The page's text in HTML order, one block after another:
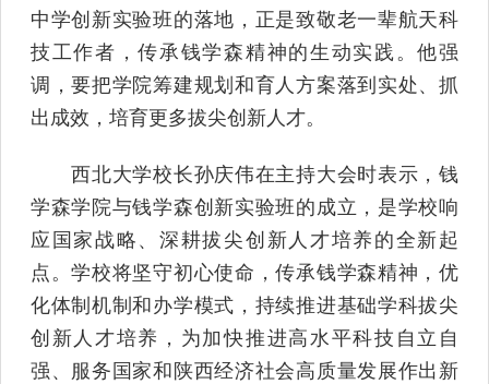
中学创新实验班的落地，正是致敬老一辈航天科
技工作者，传承钱学森精神的生动实践。他强
调，要把学院筹建规划和育人方案落到实处、抓
出成效，培育更多拔尖创新人才。
西北大学校长孙庆伟在主持大会时表示，钱
学森学院与钱学森创新实验班的成立，是学校响
应国家战略、深耕拔尖创新人才培养的全新起
点。学校将坚守初心使命，传承钱学森精神，优
化体制机制和办学模式，持续推进基础学科拔尖
创新人才培养，为加快推进高水平科技自立自
强、服务国家和陕西经济社会高质量发展作出新